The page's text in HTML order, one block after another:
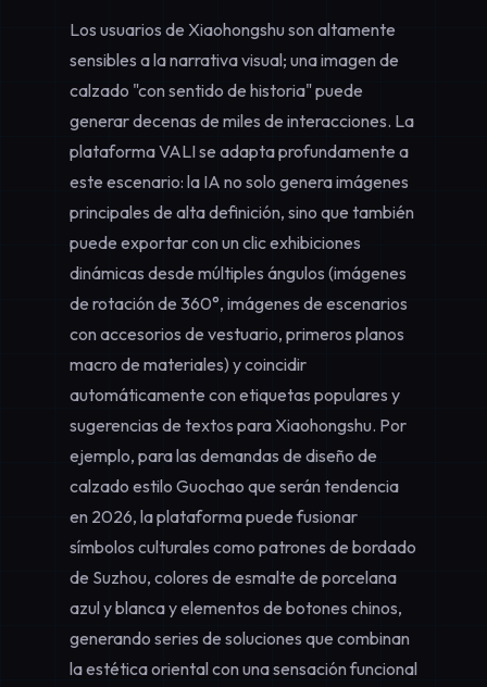
Los usuarios de Xiaohongshu son altamente
sensibles a la narrativa visual; una imagen de
calzado "con sentido de historia" puede
generar decenas de miles de interacciones. La
plataforma VALI se adapta profundamente a
este escenario: la IA no solo genera imágenes
principales de alta definición, sino que también
puede exportar con un clic exhibiciones
dinámicas desde múltiples ángulos (imágenes
de rotación de 360°, imágenes de escenarios
con accesorios de vestuario, primeros planos
macro de materiales) y coincidir
automáticamente con etiquetas populares y
sugerencias de textos para Xiaohongshu. Por
ejemplo, para las demandas de diseño de
calzado estilo Guochao que serán tendencia
en 2026, la plataforma puede fusionar
símbolos culturales como patrones de bordado
de Suzhou, colores de esmalte de porcelana
azul y blanca y elementos de botones chinos,
generando series de soluciones que combinan
la estética oriental con una sensación funcional